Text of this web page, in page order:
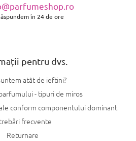
în 24 de ore
pentru dvs.
atât de ieftini?
- tipuri de miros
conform componentului dominant
frecvente
Returnare